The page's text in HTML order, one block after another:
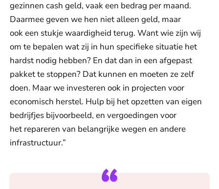
gezinnen cash geld, vaak een bedrag per maand.
Daarmee geven we hen niet alleen geld, maar
ook een stukje waardigheid terug. Want wie zijn wij
om te bepalen wat zij in hun specifieke situatie het
hardst nodig hebben? En dat dan in een afgepast
pakket te stoppen? Dat kunnen en moeten ze zelf
doen. Maar we investeren ook in projecten voor
economisch herstel. Hulp bij het opzetten van eigen
bedrijfjes bijvoorbeeld, en vergoedingen voor
het repareren van belangrijke wegen en andere
infrastructuur.”